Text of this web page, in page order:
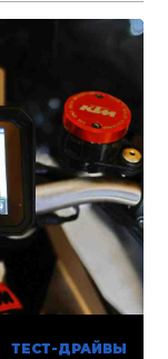
ТЕСТ-ДРАЙВЫ